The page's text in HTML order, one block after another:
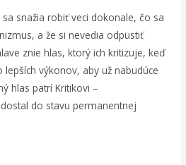
snažia robiť veci dokonale, čo sa
a že si nevedia odpustiť
znie hlas, ktorý ich kritizuje, keď
výkonov, aby už nabudúce
hlas patrí Kritikovi –
do stavu permanentnej